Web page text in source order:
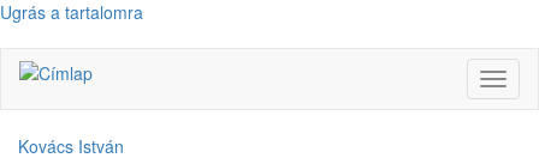
Ugrás a tartalomra
Kovács István